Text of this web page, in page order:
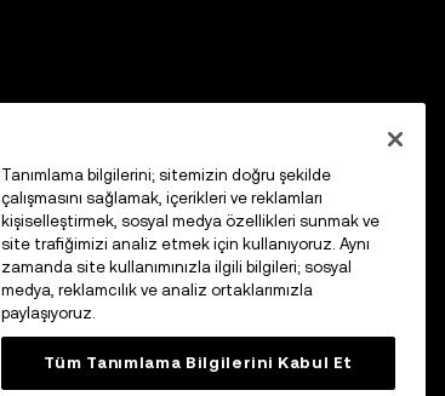
Tanımlama bilgilerini; sitemizin doğru şekilde
çalışmasını sağlamak, içerikleri ve reklamları
kişiselleştirmek, sosyal medya özellikleri sunmak ve
site trafiğimizi analiz etmek için kullanıyoruz. Aynı
zamanda site kullanımınızla ilgili bilgileri; sosyal
medya, reklamcılık ve analiz ortaklarımızla
paylaşıyoruz.
Tüm Tanımlama Bilgilerini Kabul Et